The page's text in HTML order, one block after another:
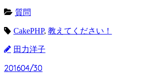
質問
CakePHP, 教えてください！
田力洋子
201604/30
201604/30